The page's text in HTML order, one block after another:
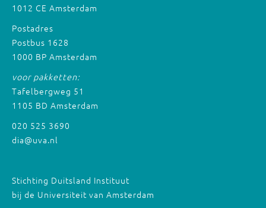
1012 CE Amsterdam
Postadres
Postbus 1628
1000 BP Amsterdam
voor pakketten:
Tafelbergweg 51
1105 BD Amsterdam
020 525 3690
dia@uva.nl
Stichting Duitsland Instituut
bij de Universiteit van Amsterdam